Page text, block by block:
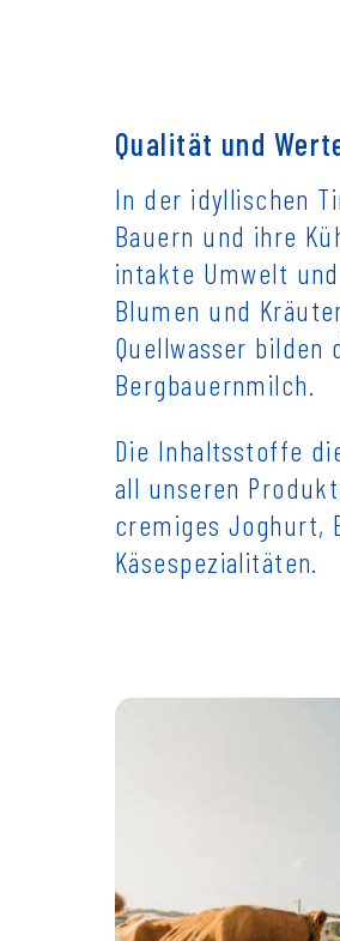
Qualität und
In der idyllischen
Bauern und ihre
intakte Umwelt
Blumen und
Quellwasser
Bergbauernmilch.
Die Inhaltsstoffe
all unseren
cremiges Joghurt,
Käsespezialitäten.